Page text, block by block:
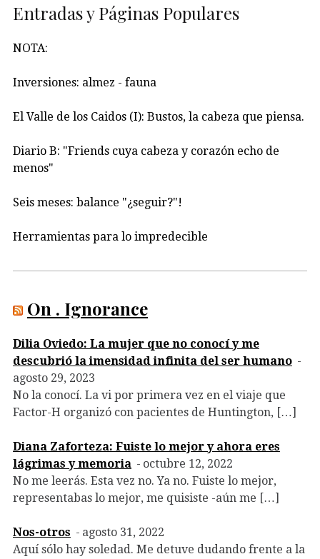
Entradas y Páginas Populares
NOTA:
Inversiones: almez - fauna
El Valle de los Caidos (I): Bustos, la cabeza que piensa.
Diario B: "Friends cuya cabeza y corazón echo de
menos"
Seis meses: balance "¿seguir?"!
Herramientas para lo impredecible
On . Ignorance
Dilia Oviedo: La mujer que no conocí y me
descubrió la imensidad infinita del ser humano
agosto 29, 2023
No la conocí. La vi por primera vez en el viaje que
Factor-H organizó con pacientes de Huntington, […]
Diana Zaforteza: Fuiste lo mejor y ahora eres
lágrimas y memoria
octubre 12, 2022
No me leerás. Esta vez no. Ya no. Fuiste lo mejor,
representabas lo mejor, me quisiste -aún me […]
Nos-otros
agosto 31, 2022
Aquí sólo hay soledad. Me detuve dudando frente a la